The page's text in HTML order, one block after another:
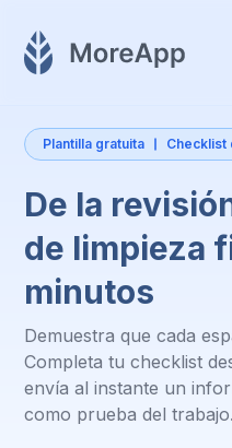
Plantilla gratuita Checklist
De la
de limpieza
minutos
Demuestra que cada
Completa tu checklist
envía al instante un
como prueba del trabajo.